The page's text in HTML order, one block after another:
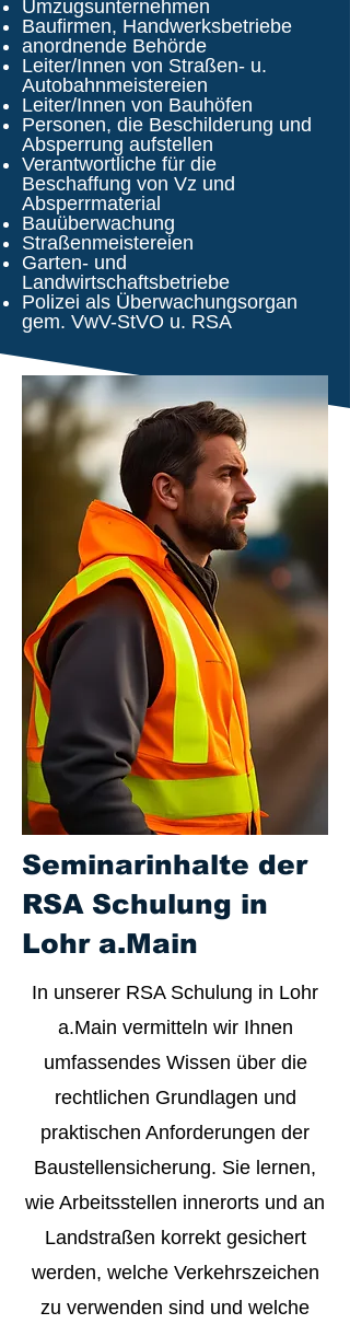
Umzugsunternehmen
Baufirmen, Handwerksbetriebe
anordnende Behörde
Leiter/Innen von Straßen- u.
Autobahnmeistereien
Leiter/Innen von Bauhöfen
Personen, die Beschilderung und
Absperrung aufstellen
Verantwortliche für die
Beschaffung von Vz und
Absperrmaterial
Bauüberwachung
Straßenmeistereien
Garten- und
Landwirtschaftsbetriebe
Polizei als Überwachungsorgan
gem. VwV-StVO u. RSA
Seminarinhalte der
RSA Schulung in
Lohr a.Main
In unserer RSA Schulung in Lohr
a.Main vermitteln wir Ihnen
umfassendes Wissen über die
rechtlichen Grundlagen und
praktischen Anforderungen der
Baustellensicherung. Sie lernen,
wie Arbeitsstellen innerorts und an
Landstraßen korrekt gesichert
werden, welche Verkehrszeichen
zu verwenden sind und welche